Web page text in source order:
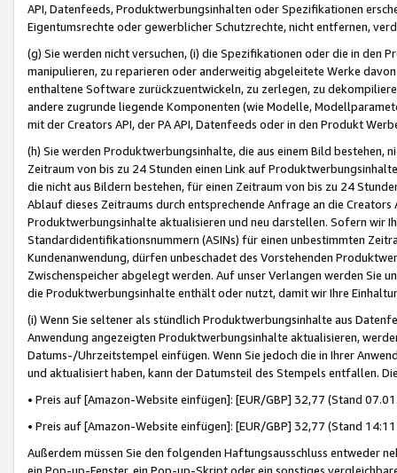
API, Datenfeeds, Produktwerbungsinhalten oder Spezifikationen
Eigentumsrechte oder gewerblicher Schutzrechte, nicht entfernen,
(g) Sie werden nicht versuchen, (i) die Spezifikationen oder die in
manipulieren, zu reparieren oder anderweitig abgeleitete Werke
enthaltene Software zurückzuentwickeln, zu zerlegen, zu
andere zugrunde liegende Komponenten (wie Modelle,
mit der Creators API, der PA API, Datenfeeds oder in den Produkt
(h) Sie werden Produktwerbungsinhalte, die aus einem Bild bestehen,
Zeitraum von bis zu 24 Stunden einen Link auf
die nicht aus Bildern bestehen, für einen Zeitraum von bis zu 24
Ablauf dieses Zeitraums durch entsprechende Anfrage an die
Produktwerbungsinhalte aktualisieren und neu darstellen. Sofern wir
Standardidentifikationsnummern (ASINs) für einen unbestimmten
Kundenanwendung, dürfen unbeschadet des Vorstehenden
Zwischenspeicher abgelegt werden. Auf unser Verlangen werden Sie
die Produktwerbungsinhalte enthält oder nutzt, damit wir Ihre
(i) Wenn Sie seltener als stündlich Produktwerbungsinhalte aus
Anwendung angezeigten Produktwerbungsinhalte aktualisieren,
Datums-/Uhrzeitstempel einfügen. Wenn Sie jedoch die in Ihrer
und aktualisiert haben, kann der Datumsteil des Stempels entfallen.
• Preis auf [Amazon-Website einfügen]: [EUR/GBP] 32,77 (Stand
• Preis auf [Amazon-Website einfügen]: [EUR/GBP] 32,77 (Stand
Außerdem müssen Sie den folgenden Haftungsausschluss entweder
ein Pop-up-Fenster, ein Pop-up-Skript oder ein sonstiges